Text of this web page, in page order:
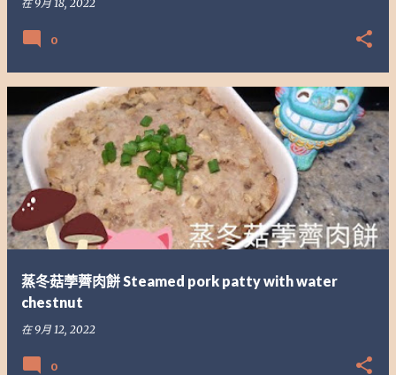
在9月 18, 2022
0
蒸冬菇荸薺肉餅 Steamed pork patty with water
chestnut
在9月 12, 2022
0